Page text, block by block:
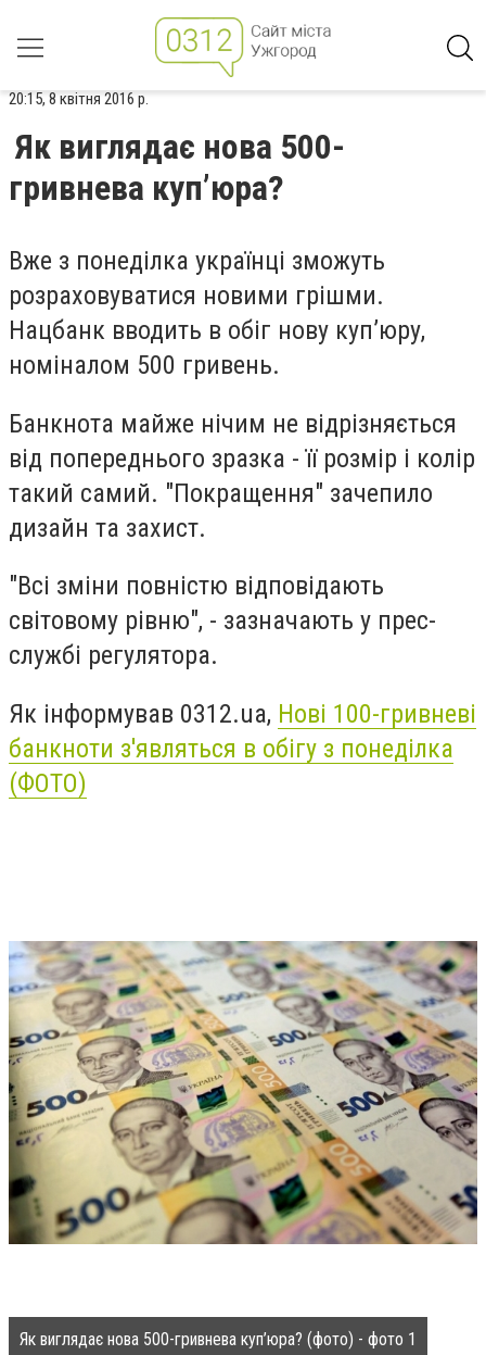
20:15, 8 квітня 2016 р.
Як виглядає нова 500-
гривнева куп’юра?
Вже з понеділка українці зможуть
розраховуватися новими грішми.
Нацбанк вводить в обіг нову куп’юру,
номіналом 500 гривень.
Банкнота майже нічим не відрізняється
від попереднього зразка - її розмір і колір
такий самий. "Покращення" зачепило
дизайн та захист.
"Всі зміни повністю відповідають
світовому рівню", - зазначають у прес-
службі регулятора.
Як інформував 0312.ua, Нові 100-гривневі
банкноти з'являться в обігу з понеділка
(ФОТО)
Як виглядає нова 500-гривнева куп’юра? (фото) - фото 1